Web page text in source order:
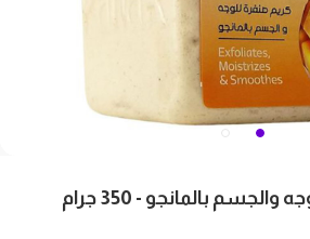
بالمانجو - 350 جرام